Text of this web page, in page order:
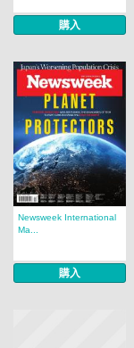
購入
Newsweek International
Ma...
購入